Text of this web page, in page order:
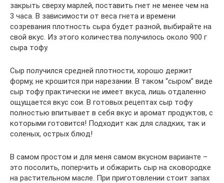
закрыть сверху марлей, поставить гнет не менее чем на
3 часа. В зависимости от веса гнета и времени
созревания плотность сыра будет разной, выбирайте на
свой вкус. Из этого количества получилось около 900 г
сыра тофу.
Сыр получился средней плотности, хорошо держит
форму, не крошится при нарезании. В таком “сыром” виде
сыр тофу практически не имеет вкуса, лишь отдаленно
ощущается вкус сои. В готовых рецептах сыр тофу
полностью впитывает в себя вкус и аромат продуктов, с
которыми готовится! Подходит как для сладких, так и
соленых, острых блюд!
В самом простом и для меня самом вкусном варианте –
это посолить, поперчить и обжарить сыр на сковородке
на растительном масле. При приготовлении стоит запах